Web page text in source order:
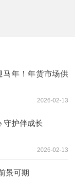
马年！年货市场供
2026-02-13
守护伴成长
2026-02-13
景可期